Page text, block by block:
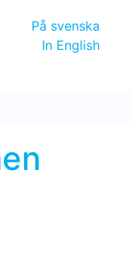
På svenska
In English